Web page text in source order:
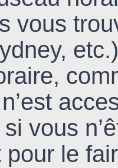
vous
vous
pour le